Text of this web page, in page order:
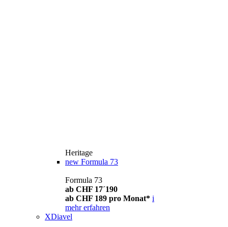
Heritage
new Formula 73
Formula 73
ab CHF 17´190
ab CHF 189 pro Monat* i
mehr erfahren
XDiavel